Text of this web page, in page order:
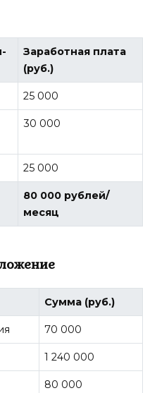
Заработная плата
(руб.)
25 000
30 000
25 000
80 000 рублей/
месяц
Сумма (руб.)
70 000
1 240 000
80 000